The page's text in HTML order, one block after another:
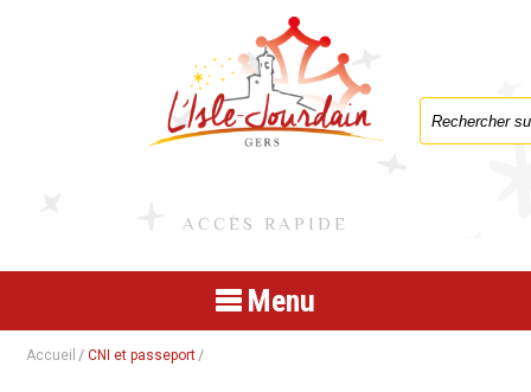
ACCÈS RAPIDE
Menu
Accueil CNI et passeport